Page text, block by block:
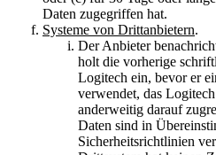
Daten zugegriffen hat.
Systeme von Drittanbietern.
Der Anbieter
holt die vorherige
Logitech ein, bevor er
verwendet, das
anderweitig darauf
Daten sind in
Sicherheitsrichtlinien